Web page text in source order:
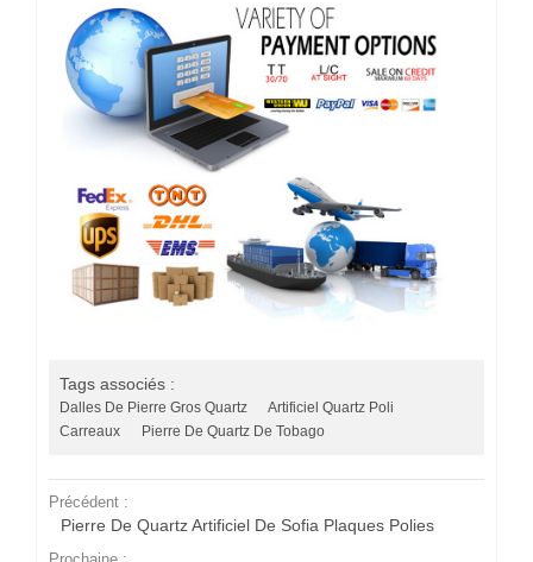
Tags associés :
Dalles De Pierre Gros Quartz
Artificiel Quartz Poli
Carreaux
Pierre De Quartz De Tobago
Précédent :
Pierre De Quartz Artificiel De Sofia Plaques Polies